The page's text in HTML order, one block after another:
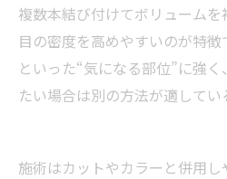
複数本結び付けてボリューム
目の密度を高めやすいのが特
といった“気になる部位”に強
たい場合は別の方法が適してい
施術はカットやカラーと併用